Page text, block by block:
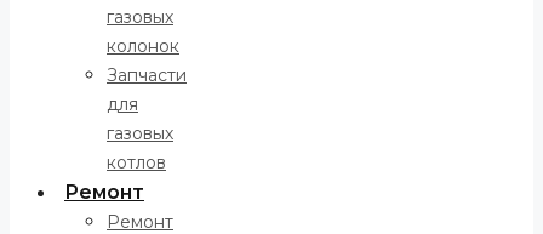
газовых
колонок
Запчасти
для
газовых
котлов
Ремонт
Ремонт